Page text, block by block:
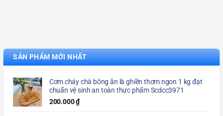
SẢN PHẨM MỚI NHẤT
Cơm cháy chà bông ăn là ghiền thơm ngon 1 kg đạt
chuẩn vệ sinh an toàn thực phẩm Scdcc3971
200.000₫